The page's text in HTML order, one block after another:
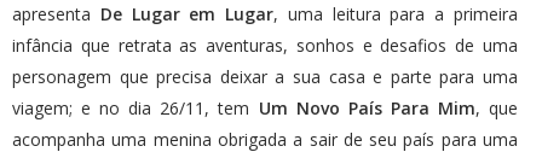
apresenta De Lugar em Lugar, uma leitura para a primeira
infância que retrata as aventuras, sonhos e desafios de uma
personagem que precisa deixar a sua casa e parte para uma
viagem; e no dia 26/11, tem Um Novo País Para Mim, que
acompanha uma menina obrigada a sair de seu país para uma